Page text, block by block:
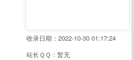
收录日期：2022-10-30 01:17:24
站长ＱＱ：暂无